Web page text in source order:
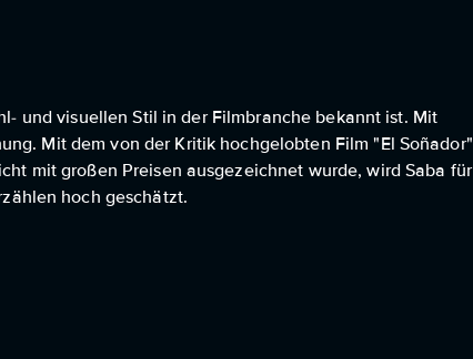
und visuellen Stil in der Filmbranche bekannt ist. Mit
Mit dem von der Kritik hochgelobten Film "El Soñador"
mit großen Preisen ausgezeichnet wurde, wird Saba für
hoch geschätzt.